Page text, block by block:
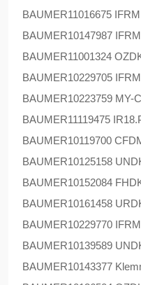
BAUMER11016675
BAUMER10147987
BAUMER11001324
BAUMER10229705
BAUMER10223759 MY-
BAUMER11119475
BAUMER10119700
BAUMER10125158
BAUMER10152084
BAUMER10161458
BAUMER10229770
BAUMER10139589
BAUMER10143377